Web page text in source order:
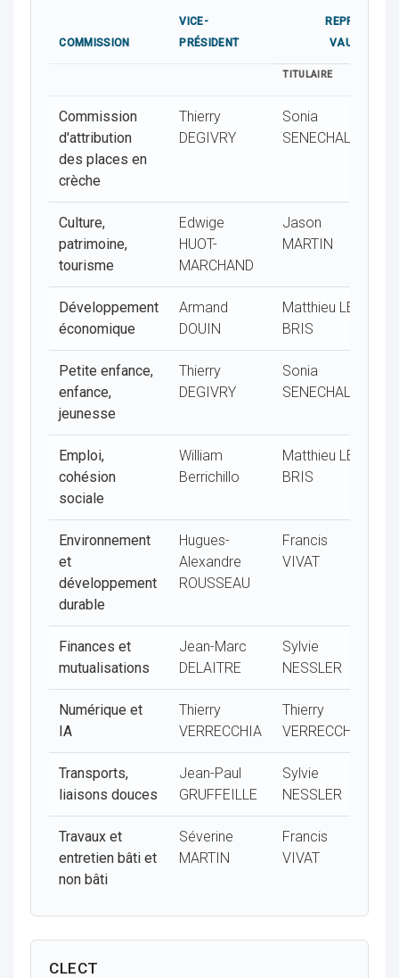
COMMISSION
VICE-
PRÉSIDENT
TITULAIRE
Commission
d'attribution
des places en
crèche
Thierry
DEGIVRY
Sonia
SENECHAL
Culture,
patrimoine,
tourisme
Edwige
HUOT-
MARCHAND
Jason
MARTIN
Développement
économique
Armand
DOUIN
Matthieu LE
BRIS
Petite enfance,
enfance,
jeunesse
Thierry
DEGIVRY
Sonia
SENECHAL
Emploi,
cohésion
sociale
William
Berrichillo
Matthieu LE
BRIS
Environnement
et
développement
durable
Hugues-
Alexandre
ROUSSEAU
Francis
VIVAT
Finances et
mutualisations
Jean-Marc
DELAITRE
Sylvie
NESSLER
Numérique et
IA
Thierry
VERRECCHIA
Thierry
VERRECCHIA
Transports,
liaisons douces
Jean-Paul
GRUFFEILLE
Sylvie
NESSLER
Travaux et
entretien bâti et
non bâti
Séverine
MARTIN
Francis
VIVAT
CLECT